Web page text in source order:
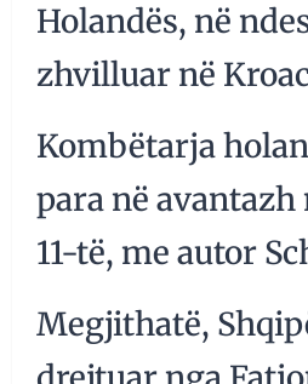
Holandës, në
zhvilluar në
Kombëtarja
para në
11-të, me autor
Megjithatë,